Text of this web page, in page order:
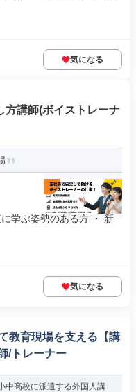
気になる
方講師(ボイストレーナ
学ぶ姿勢のある方 ・ 新
気になる
教育現場を支える【講
/トレーナー
中高校に派遣する外国人講